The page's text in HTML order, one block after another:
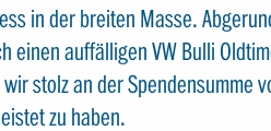
in der breiten Masse.
einen auffälligen VW Bulli
stolz an der Spendensumme
zu haben.